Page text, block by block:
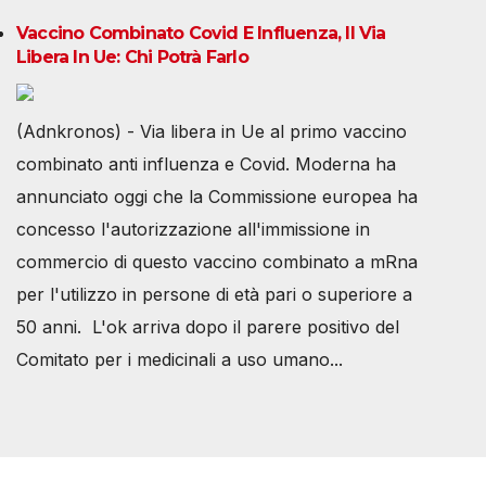
Vaccino Combinato Covid E Influenza, Il Via
Libera In Ue: Chi Potrà Farlo
(Adnkronos) - Via libera in Ue al primo vaccino
combinato anti influenza e Covid. Moderna ha
annunciato oggi che la Commissione europea ha
concesso l'autorizzazione all'immissione in
commercio di questo vaccino combinato a mRna
per l'utilizzo in persone di età pari o superiore a
50 anni. L'ok arriva dopo il parere positivo del
Comitato per i medicinali a uso umano...